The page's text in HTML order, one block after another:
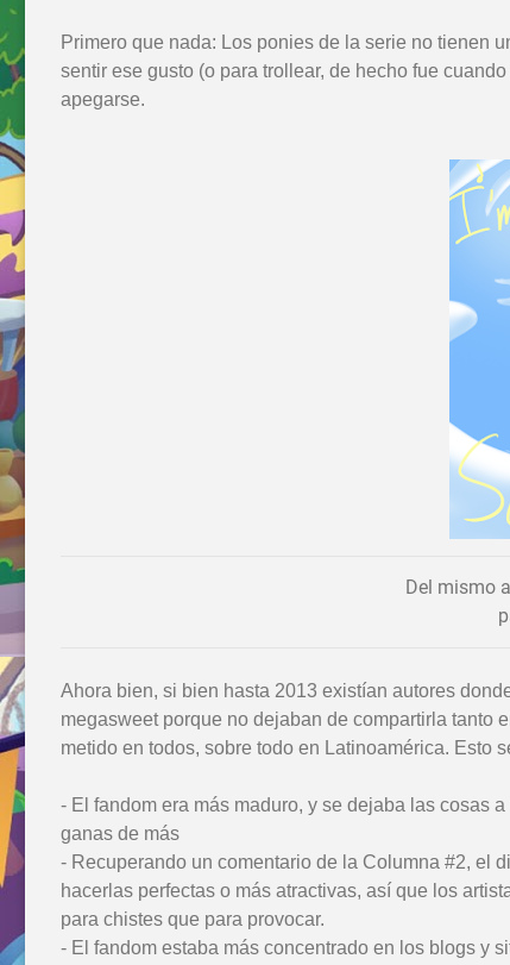
Primero que nada: Los ponies de la serie no tienen
sentir ese gusto (o para trollear, de hecho fue
apegarse.
Del mismo
Ahora bien, si bien hasta 2013 existían autores
megasweet porque no dejaban de compartirla tanto
metido en todos, sobre todo en Latinoamérica. Esto
- El fandom era más maduro, y se dejaba las cosas
ganas de más
- Recuperando un comentario de la Columna #2, el
hacerlas perfectas o más atractivas, así que los
para chistes que para provocar.
- El fandom estaba más concentrado en los blogs y